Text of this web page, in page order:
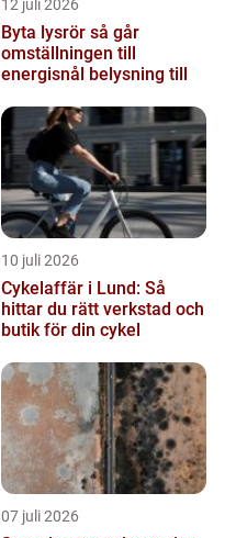
12 juli 2026
Byta lysrör så går
omställningen till
energisnål belysning till
10 juli 2026
Cykelaffär i Lund: Så
hittar du rätt verkstad och
butik för din cykel
07 juli 2026